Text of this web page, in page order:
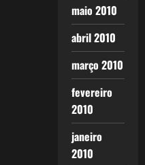
maio 2010
abril 2010
março 2010
fevereiro
2010
janeiro
2010